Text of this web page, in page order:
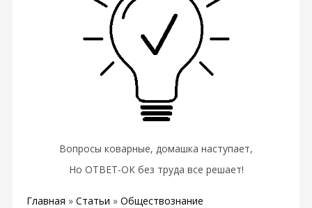
Вопросы коварные, домашка наступает,
Но ОТВЕТ-ОК без труда все решает!
Главная » Статьи » Обществознание